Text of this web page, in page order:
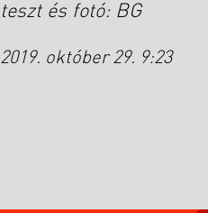
teszt és fotó: BG
2019. október 29. 9:23